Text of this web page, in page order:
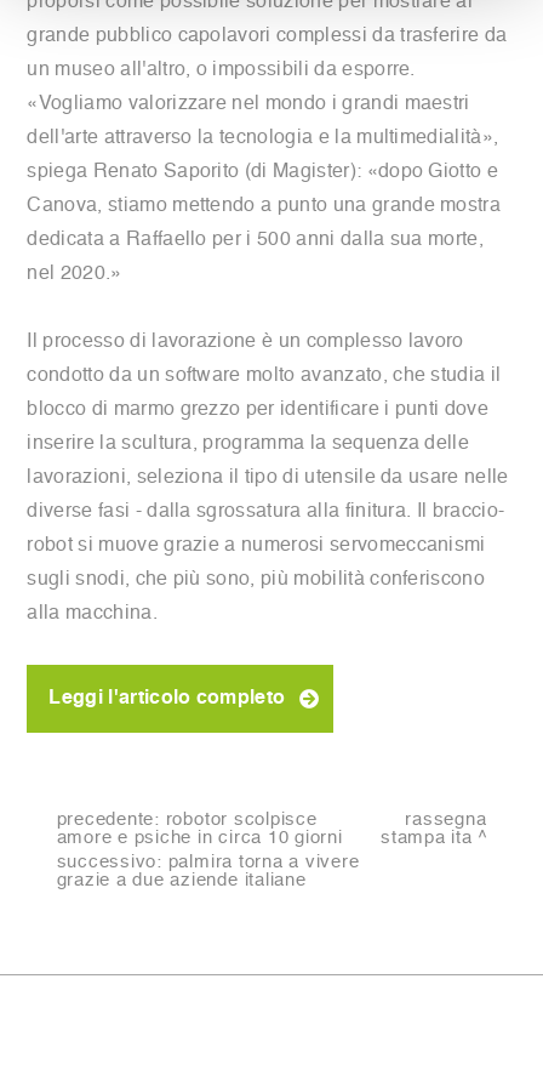
grande pubblico capolavori complessi da trasferire da
un museo all'altro, o impossibili da esporre.
«Vogliamo valorizzare nel mondo i grandi maestri
dell'arte attraverso la tecnologia e la multimedialità»,
spiega Renato Saporito (di Magister): «dopo Giotto e
Canova, stiamo mettendo a punto una grande mostra
dedicata a Raffaello per i 500 anni dalla sua morte,
nel 2020.»
Il processo di lavorazione è un complesso lavoro
condotto da un software molto avanzato, che studia il
blocco di marmo grezzo per identificare i punti dove
inserire la scultura, programma la sequenza delle
lavorazioni, seleziona il tipo di utensile da usare nelle
diverse fasi - dalla sgrossatura alla finitura. Il braccio-
robot si muove grazie a numerosi servomeccanismi
sugli snodi, che più sono, più mobilità conferiscono
alla macchina.
Leggi l'articolo completo
precedente: robotor scolpisce
amore e psiche in circa 10 giorni
successivo: palmira torna a vivere
grazie a due aziende italiane
rassegna
stampa ita